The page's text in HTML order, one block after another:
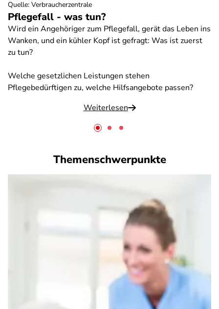
Pflegefall - was tun?
Wird ein Angehöriger zum Pflegefall, gerät das Leben ins
Wanken, und ein kühler Kopf ist gefragt: Was ist zuerst
zu tun?
Welche gesetzlichen Leistungen stehen
Pflegebedürftigen zu, welche Hilfsangebote passen?
Weiterlesen
Quelle: Verbraucherzentrale
Themenschwerpunkte